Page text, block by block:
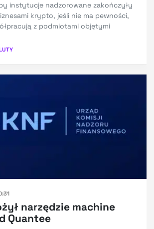
instytucje nadzorowane zakończyły
krypto, jeśli nie ma pewności,
z podmiotami objętymi
narzędzie machine
Quantee